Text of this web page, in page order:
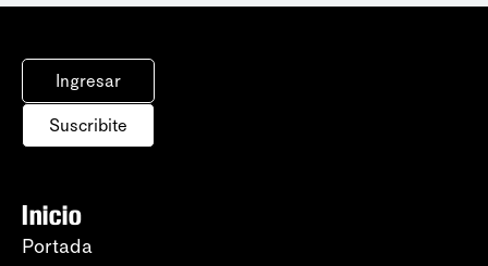
Ingresar
Suscribite
Inicio
Portada